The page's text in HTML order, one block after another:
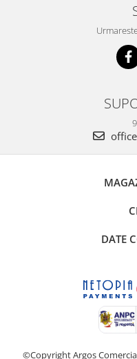
DATE
©Copyright Argos